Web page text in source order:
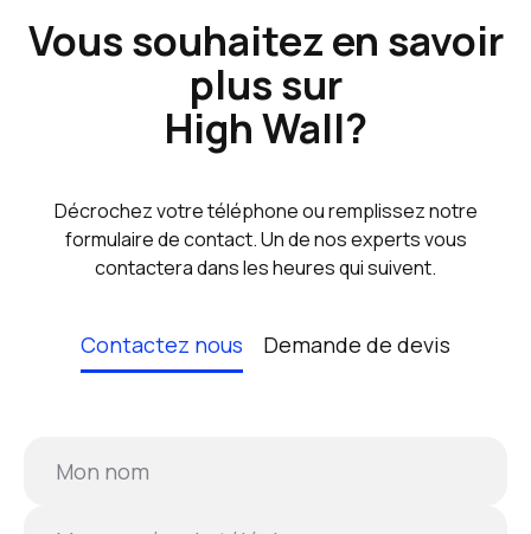
Vous souhaitez en savoir
plus sur
High Wall?
Décrochez votre téléphone ou remplissez notre
formulaire de contact. Un de nos experts vous
contactera dans les heures qui suivent.
Contactez nous Demande de devis